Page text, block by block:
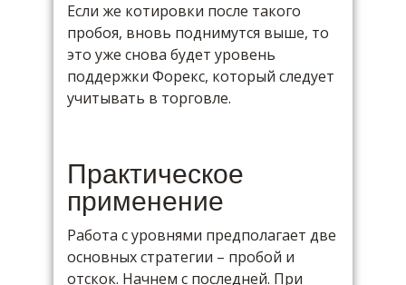
Если же котировки после такого
пробоя, вновь поднимутся выше, то
это уже снова будет уровень
поддержки Форекс, который следует
учитывать в торговле.
Практическое
применение
Работа с уровнями предполагает две
основных стратегии – пробой и
отскок. Начнем с последней. При